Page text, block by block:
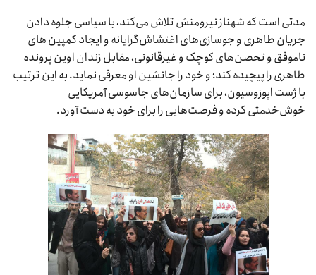
مدتی است که شهناز نیرومنش تلاش می‌کند، با سیاسی جلوه دادن
جریان طاهری و جوسازی‌های اغتشاش‌گرایانه و ایجاد کمپین های
ناموفق و تحصن‌های کوچک و غیرقانونی، مقابل زندان اوین پرونده
طاهری را پیچیده کند؛ و خود را جانشین او معرفی نماید. به این ترتیب
با ژست اپوزوسیون، برای سازمان‌های جاسوسی آمریکایی
خوش‌خدمتی کرده و فرصت‌هایی را برای خود به دست آورد.